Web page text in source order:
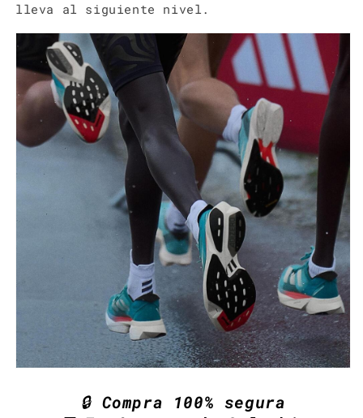
lleva al siguiente nivel.
🔒 Compra 100% segura